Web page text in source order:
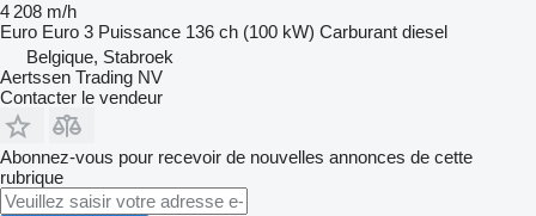
4 208 m/h
Euro Euro 3 Puissance 136 ch (100 kW) Carburant diesel
Belgique, Stabroek
Aertssen Trading NV
Contacter le vendeur
Abonnez-vous pour recevoir de nouvelles annonces de cette
rubrique